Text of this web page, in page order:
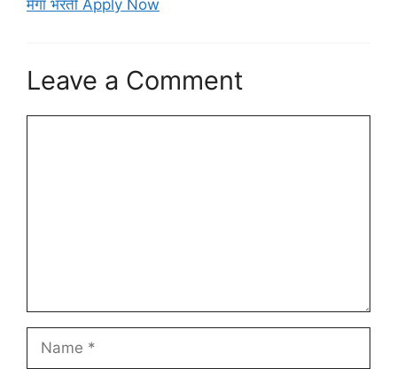
मेगा भरती Apply Now
Leave a Comment